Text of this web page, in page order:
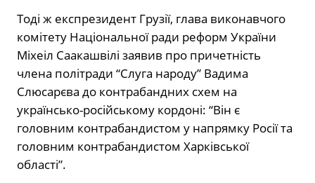
Тоді ж експрезидент Грузії, глава виконавчого
комітету Національної ради реформ України
Міхеіл Саакашвілі заявив про причетність
члена політради “Слуга народу” Вадима
Слюсарєва до контрабандних схем на
українсько-російському кордоні: “Він є
головним контрабандистом у напрямку Росії та
головним контрабандистом Харківської
області”.